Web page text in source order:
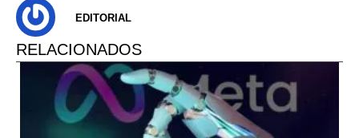
EDITORIAL
RELACIONADOS